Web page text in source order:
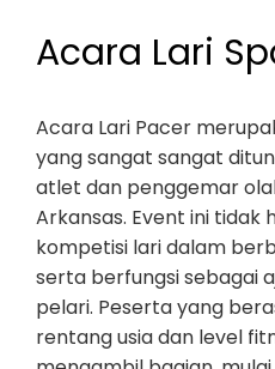
Acara Lari
Acara Lari Pacer
yang sangat sangat
atlet dan penggemar
Arkansas. Event ini tidak
kompetisi lari dalam
serta berfungsi sebagai
pelari. Peserta yang
rentang usia dan level